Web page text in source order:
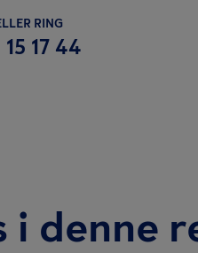
RING
17 44
i denne